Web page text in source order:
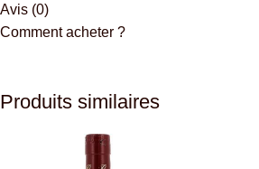
Avis (0)
Comment acheter ?
Produits similaires